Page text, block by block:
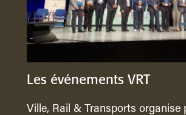
Les événements VRT
Ville, Rail & Transports organise